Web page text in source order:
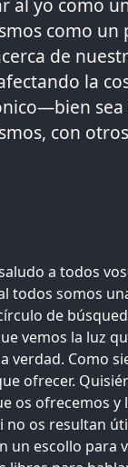
como un
de
la
con
saludo a todos
todos somos
de
vemos la luz
verdad. Como
ofrecer.
os ofrecemos
no os resultan
un escollo para